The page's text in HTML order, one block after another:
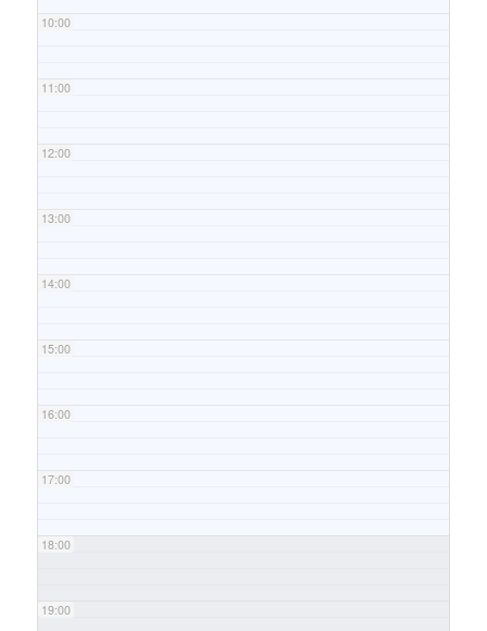
10:00
11:00
12:00
13:00
14:00
15:00
16:00
17:00
18:00
19:00